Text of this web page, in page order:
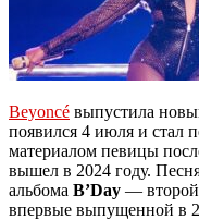
Beyoncé выпустила
появился 4 июля и
материалом певицы
вышел в 2024 году.
альбома B’Day — второй
впервые выпущенной в